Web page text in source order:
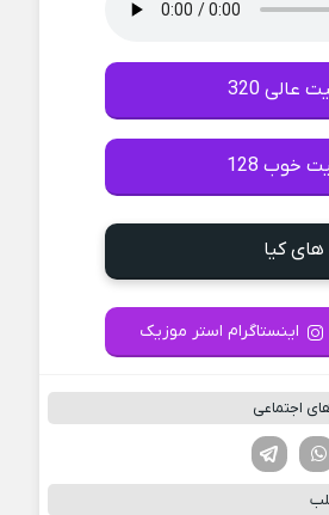
320
خوب 128
های کیا
اینستاگرام استر موزیک
اجتماعی
لینکدین